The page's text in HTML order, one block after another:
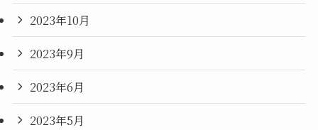
2023年10月
2023年9月
2023年6月
2023年5月